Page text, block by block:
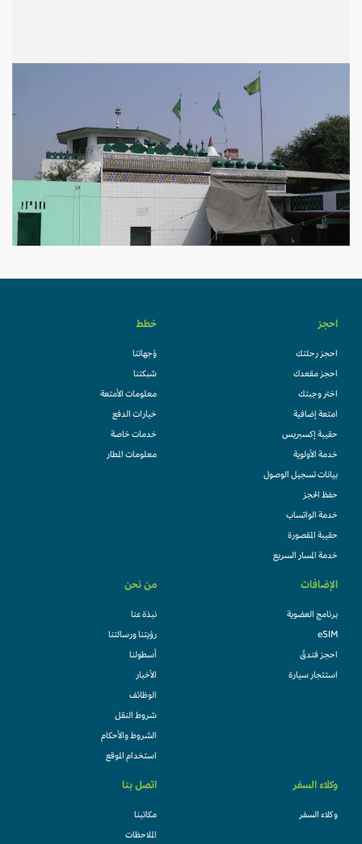
احجز
احجز رحلتك
احجز مقعدك
اختر وجبتك
امتعة إضافية
حقيبة إكسبريس
خدمة الأولوية
بيانات تسجيل الوصول
حفظ الحجز
خدمة الواتساب
حقيبة المقصورة
خدمة المسار السريع
خطط
وُجهاتنا
شبكتنا
معلومات الأمتعة
خيارات الدفع
خدمات خاصة
معلومات المطار
الإضافات
برنامج العضوية
eSIM
احجز فندقً
استئجار سيارة
من نحن
نبذة عنا
رؤيتنا ورسالتنا
أسطولنا
الأخبار
الوظائف
شروط النقل
الشروط والأحكام
استخدام الموقع
وكلاء السفر
وكلاء السفر
اتصل بنا
مكاتبنا
الملاحظات